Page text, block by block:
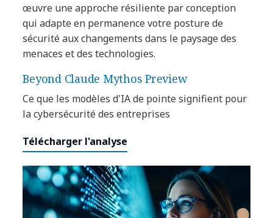
œuvre une approche résiliente par conception
qui adapte en permanence votre posture de
sécurité aux changements dans le paysage des
menaces et des technologies.
Beyond Claude Mythos Preview
Ce que les modèles d'IA de pointe signifient pour
la cybersécurité des entreprises
Télécharger l'analyse